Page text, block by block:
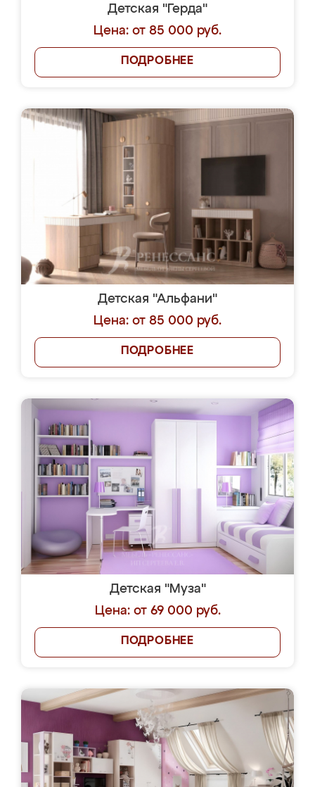
Детская "Герда"
Цена: от 85 000 руб.
ПОДРОБНЕЕ
Детская "Альфани"
Цена: от 85 000 руб.
ПОДРОБНЕЕ
Детская "Муза"
Цена: от 69 000 руб.
ПОДРОБНЕЕ